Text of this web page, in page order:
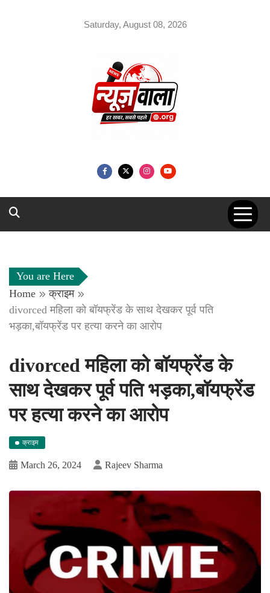
Saturday, August 08, 2026
You are Here
Home
क्राइम
divorced महिला को बॉयफ्रेंड के साथ देखकर पूर्व पति
भड़का,बॉयफ्रेंड पर हत्या करने का आरोप
divorced महिला को बॉयफ्रेंड के
साथ देखकर पूर्व पति भड़का,बॉयफ्रेंड
पर हत्या करने का आरोप
क्राइम
March 26, 2024 Rajeev Sharma